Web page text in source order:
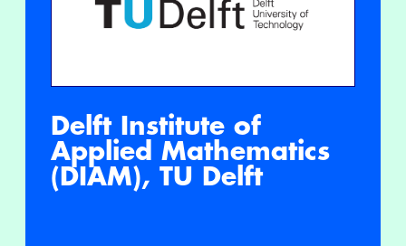
Delft Institute of
Applied Mathematics
(DIAM), TU Delft